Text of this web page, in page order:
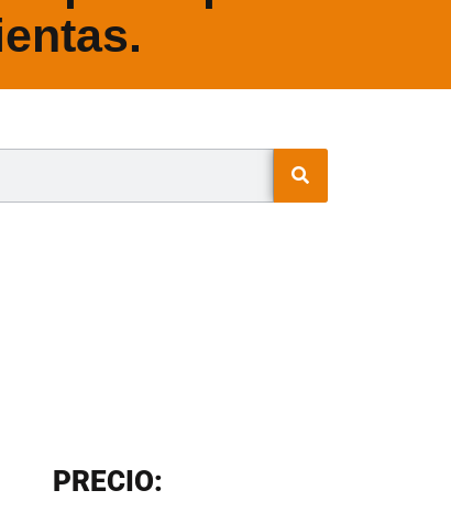
PRECIO: